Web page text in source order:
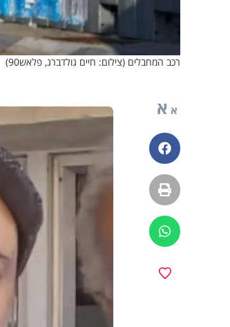
רכב המחבלים (צילום: חיים גולדברג, פלאש90)
א א
פייסבוק
הדפסה
ווטסאפ